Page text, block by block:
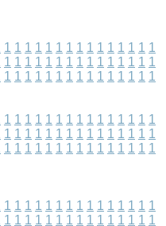
1 1 1 1 1 1 1 1 1 1 1 1 1 1 1
1 1 1 1 1 1 1 1 1 1 1 1 1 1 1
1 1 1 1 1 1 1 1 1 1 1 1 1 1 1
1 1 1 1 1 1 1 1 1 1 1 1 1 1 1
1 1 1 1 1 1 1 1 1 1 1 1 1 1 1
1 1 1 1 1 1 1 1 1 1 1 1 1 1 1
1 1 1 1 1 1 1 1 1 1 1 1 1 1 1
1 1 1 1 1 1 1 1 1 1 1 1 1 1 1